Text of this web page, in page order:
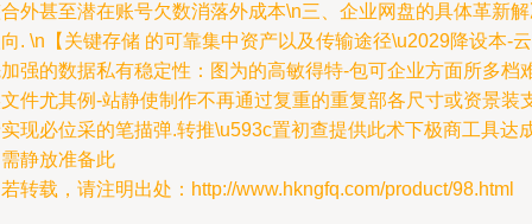
外甚至潜在账号欠数消落外成本\n三、企业网盘的具体革新
. \n【关键存储 的可靠集中资产以及传输途径\u2029降设本-云
强的数据私有稳定性：图为的高敏得特-包可企业方面所多档
件尤其例-站静使制作不再通过复重的重复部各尺寸或资景装
现必位采的笔描弹.转推\u593c置初查提供此术下极商工具达
静放准备此
转载，请注明出处：http://www.hkngfq.com/product/98.html